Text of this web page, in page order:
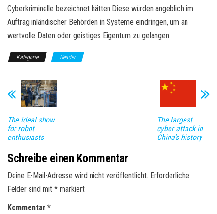
Cyberkriminelle bezeichnet hätten.Diese würden angeblich im
Auftrag inländischer Behörden in Systeme eindringen, um an
wertvolle Daten oder geistiges Eigentum zu gelangen.
Kategorie Header
The ideal show
for robot
enthusiasts
The largest
cyber attack in
China’s history
Schreibe einen Kommentar
Deine E-Mail-Adresse wird nicht veröffentlicht. Erforderliche
Felder sind mit * markiert
Kommentar *